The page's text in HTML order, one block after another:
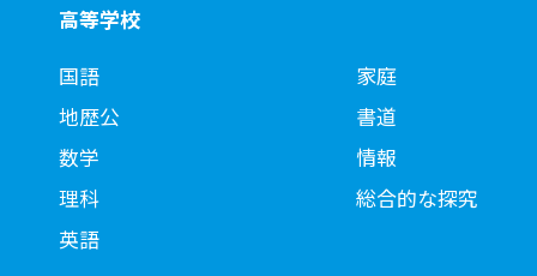
高等学校
国語
地歴公
数学
理科
英語
家庭
書道
情報
総合的な探究